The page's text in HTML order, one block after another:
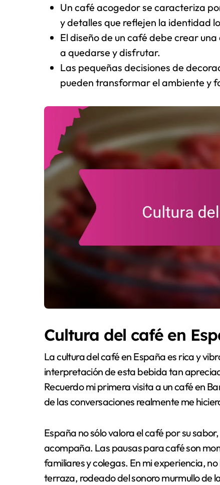
Un café acogedor se caracteriza
y detalles que reflejen la identidad
El diseño de un café debe crear
a quedarse y disfrutar.
Las pequeñas decisiones de
pueden transformar el ambiente y
Cultura del café en
La cultura del café en España es rica y
interpretación de esta bebida tan
Recuerdo mi primera visita a un café en
de las conversaciones realmente me
España no sólo valora el café por su
acompaña. Las pausas para café son
familiares y colegas. En mi experiencia,
terraza, rodeado del sonoro murmullo de